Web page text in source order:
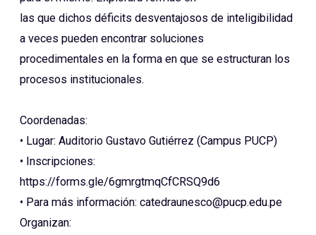
las que dichos déficits desventajosos de inteligibilidad
a veces pueden encontrar soluciones
procedimentales en la forma en que se estructuran los
procesos institucionales.
Coordenadas:
• Lugar: Auditorio Gustavo Gutiérrez (Campus PUCP)
• Inscripciones:
https://forms.gle/6gmrgtmqCfCRSQ9d6
• Para más información: catedraunesco@pucp.edu.pe
Organizan: